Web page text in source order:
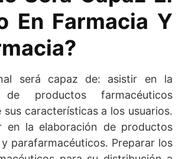
En Farmacia Y
será capaz de: asistir en la
de productos farmacéuticos
características a los usuarios.
en la elaboración de productos
parafarmacéuticos. Preparar los